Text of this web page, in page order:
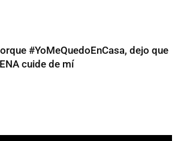
#YoMeQuedoEnCasa, dejo que
cuide de mí